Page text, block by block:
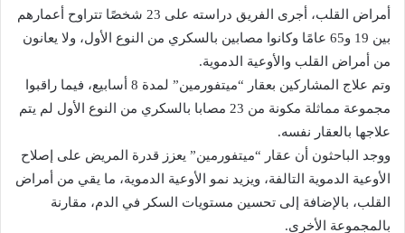
أمراض القلب، أجرى الفريق دراسته على 23 شخصًا تتراوح أعمارهم
بين 19 و65 عامًا وكانوا مصابين بالسكري من النوع الأول، ولا يعانون
من أمراض القلب والأوعية الدموية.
وتم علاج المشاركين بعقار “ميتفورمين” لمدة 8 أسابيع، فيما راقبوا
مجموعة مماثلة مكونة من 23 مصابا بالسكري من النوع الأول لم يتم
علاجها بالعقار نفسه.
ووجد الباحثون أن عقار “ميتفورمين” يعزز قدرة المريض على إصلاح
الأوعية الدموية التالفة، ويزيد نمو الأوعية الدموية، ما يقي من أمراض
القلب، بالإضافة إلى تحسين مستويات السكر في الدم، مقارنة
بالمجموعة الأخرى.